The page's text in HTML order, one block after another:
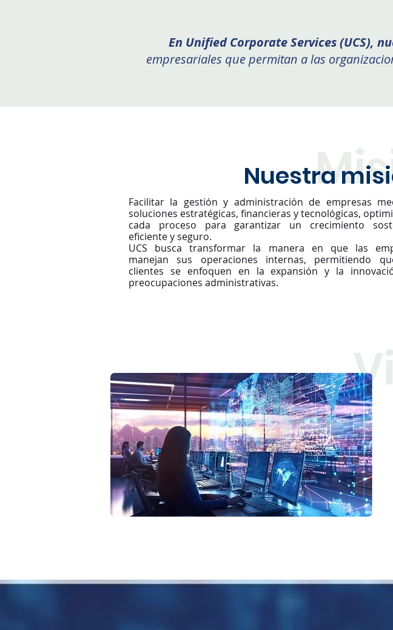
En Unified Corporate Services (UCS),
empresariales que permitan a las
Nuestra
Facilitar la gestión y administración de empresas
soluciones estratégicas, financieras y tecnológicas,
cada proceso para garantizar un crecimiento
eficiente y seguro.
UCS busca transformar la manera en que las
manejan sus operaciones internas, permitiendo
clientes se enfoquen en la expansión y la
preocupaciones administrativas.